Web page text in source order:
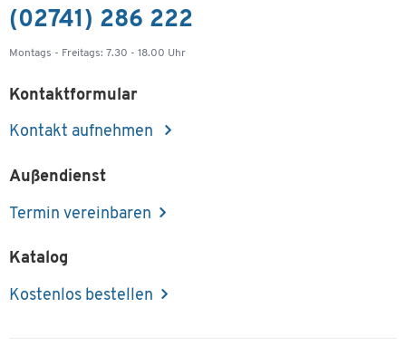
(02741) 286 222
Montags - Freitags: 7.30 - 18.00 Uhr
Kontaktformular
Kontakt aufnehmen
Außendienst
Termin vereinbaren
Katalog
Kostenlos bestellen